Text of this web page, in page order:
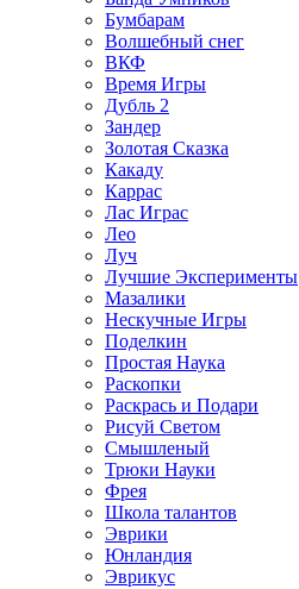
Бумбарам
Волшебный снег
ВКФ
Время Игры
Дубль 2
Зандер
Золотая Сказка
Какаду
Каррас
Лас Играс
Лео
Луч
Лучшие Эксперименты
Мазалики
Нескучные Игры
Поделкин
Простая Наука
Раскопки
Раскрась и Подари
Рисуй Светом
Смышленый
Трюки Науки
Фрея
Школа талантов
Эврики
Юнландия
Эврикус